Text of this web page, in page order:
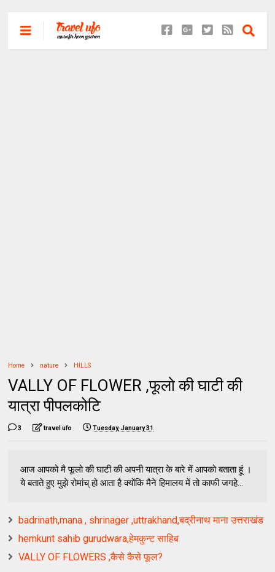
Home nature HILLS
VALLY OF FLOWER ,फूलो की घाटी की
यात्रा पीपलकोटि
3 travel ufo Tuesday, January 31
आज आपको मै फूलो की घाटी की अपनी यात्रा के बारे में आपको बताता हूं ।
ये बताते हुए मुझे रोमांच् हो आता है क्योंकि मैने हिमालय में तो काफी जगहे...
badrinath,mana , shrinager ,uttrakhand,बद्रीनाथ माना उत्तराखंड
hemkunt sahib gurudwara,हेमकुन्ट साहिब
VALLY OF FLOWERS ,कैसे कैसे फूल?